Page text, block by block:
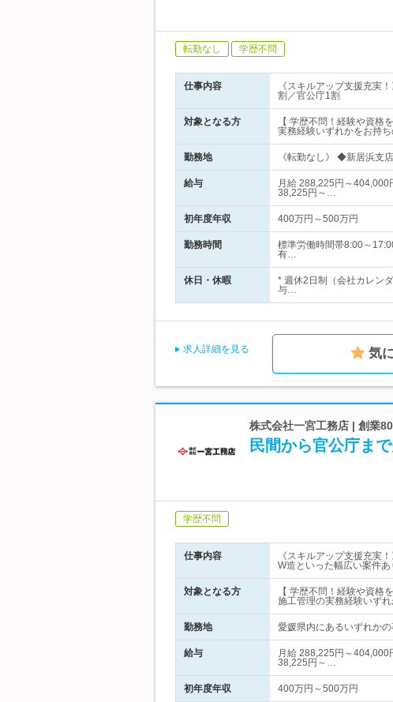
転勤なし 学歴不問
仕事内容
《スキルアップ支援充実
割／官公庁1割
対象となる方
【 学歴不問！経験や資
実務経験いずれかをお持
勤務地 《転勤なし》 ◆新居浜支
給与
月給 288,225円～
38,225円～…
初年度年収 400万円～500万円
勤務時間
標準労働時間帯8:00～
有…
休日・休暇
* 週休2日制（会社カレン
与…
求人詳細を見る 気
株式会社一宮工務店 | 創業
民間から官公庁ま
学歴不問
仕事内容
《スキルアップ支援充実
W造といった幅広い案件あ
対象となる方
【 学歴不問！経験や資格
施工管理の実務経験いず
勤務地 愛媛県内にあるいずれか
給与
月給 288,225円～
38,225円～…
初年度年収 400万円～500万円